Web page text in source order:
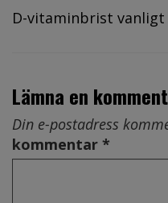
D-vitaminbrist
Lämna en
Din e-postadress
kommentar *